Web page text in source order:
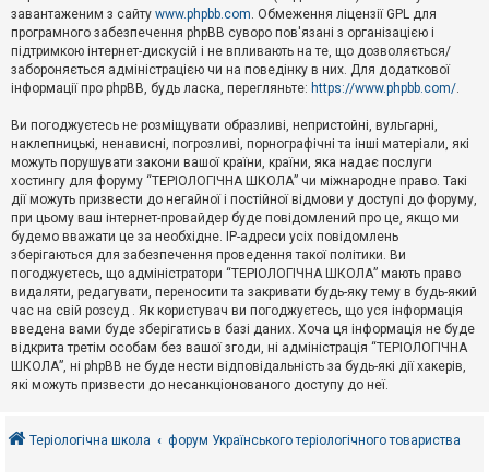
в
і
д
п
о
в
д
й
А
к
т
и
в
н
т
е
м
и
о
завантаженим з сайту www.phpbb.com. Обмеження ліцензії GPL для
програмного забезпечення phpBB суворо пов'язані з організацією і
підтримкою інтернет-дискусій і не впливають на те, що дозволяється/
забороняється адміністрацією чи на поведінку в них. Для додаткової
інформації про phpBB, будь ласка, перегляньте: https://www.phpbb.com/.
Ви погоджуєтесь не розміщувати образливі, непристойні, вульгарні,
наклепницькі, ненависні, погрозливі, порнографічні та інші матеріали, які
можуть порушувати закони вашої країни, країни, яка надає послуги
хостингу для форуму “ТЕРІОЛОГІЧНА ШКОЛА” чи міжнародне право. Такі
дії можуть призвести до негайної і постійної відмови у доступі до форуму,
при цьому ваш інтернет-провайдер буде повідомлений про це, якщо ми
будемо вважати це за необхідне. IP-адреси усіх повідомлень
зберігаються для забезпечення проведення такої політики. Ви
погоджуєтесь, що адміністратори “ТЕРІОЛОГІЧНА ШКОЛА” мають право
видаляти, редагувати, переносити та закривати будь-яку тему в будь-який
час на свій розсуд . Як користувач ви погоджуєтесь, що уся інформація
введена вами буде зберігатись в базі даних. Хоча ця інформація не буде
відкрита третім особам без вашої згоди, ні адміністрація “ТЕРІОЛОГІЧНА
ШКОЛА”, ні phpBB не буде нести відповідальність за будь-які дії хакерів,
які можуть призвести до несанкціонованого доступу до неї.
Теріологічна школа форум Українського теріологічного товариства